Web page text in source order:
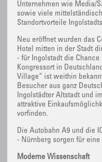
Unternehmen wie Media/
sowie viele
Standortvorteile
Neu eröffnet wurden das
Hotel mitten in der Stadt
- für Ingolstadt die
Kongressort in
Village“ ist weithin
Besucher aus ganz
Ingolstädter Altstadt und
attraktive
vorfinden.
Die Autobahn A9 und die
- Nürnberg sorgen für
Moderne Wissenschaft